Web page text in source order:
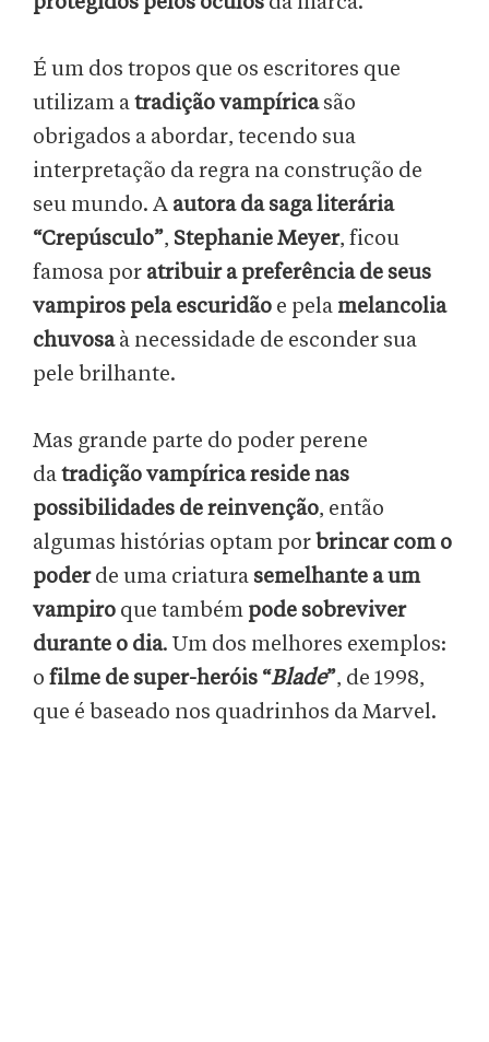
É um dos tropos que os escritores que
utilizam atradição vampíricasão
obrigados a abordar, tecendo sua
interpretação da regra na construção de
seu mundo. A autora da saga literária
“Crepúsculo”, Stephanie Meyer, ficou
famosa por atribuir a preferência de seus
vampiros pela escuridão e pela melancolia
chuvosaà necessidade de esconder sua
pele brilhante.
Mas grande parte do poder perene
datradição vampírica reside nas
possibilidades de reinvenção, então
algumas histórias optam por brincar com o
poderde uma criatura semelhante a um
vampiro que também pode sobreviver
durante o dia. Um dos melhores exemplos:
o filme de super-heróis “Blade”, de 1998,
que é baseado nos quadrinhos da Marvel.